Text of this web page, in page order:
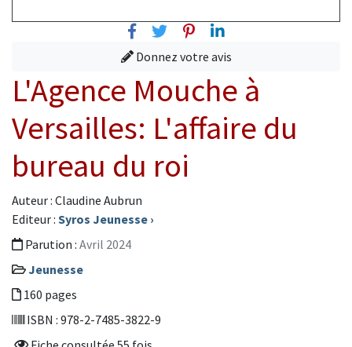
FacebookTwitterPinterest
Linkedin
Donnez votre avis
L'Agence Mouche à
Versailles: L'affaire du
bureau du roi
Auteur : Claudine Aubrun
Editeur : Syros Jeunesse ›
Parution : Avril 2024
Jeunesse
160 pages
ISBN : 978-2-7485-3822-9